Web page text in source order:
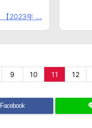
【2023年 ...
9 10 11 12
Facebook